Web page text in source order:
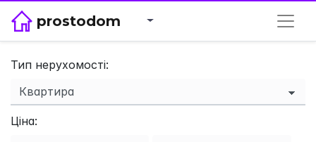
prostodom
Тип нерухомості:
Ціна:
×